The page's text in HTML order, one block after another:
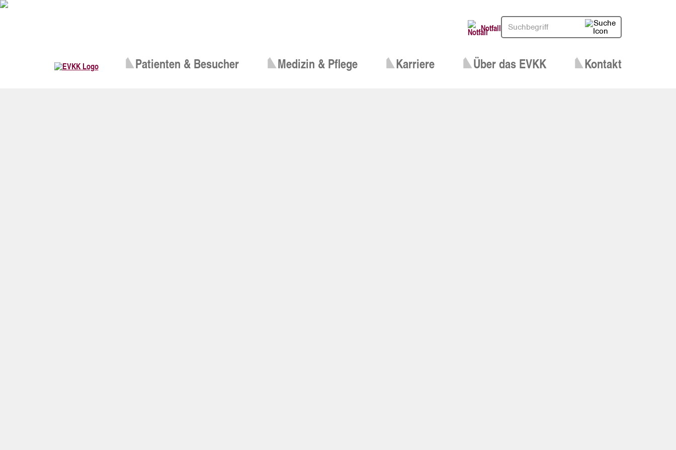
Notfall
Patienten & Besucher Medizin & Pflege Karriere Über das EVKK Kontakt